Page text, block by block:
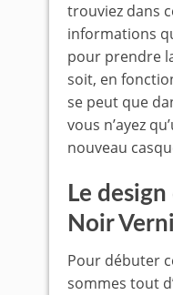
trouviez dans
informations
pour prendre
soit, en
se peut que
vous n’ayez
nouveau
Le
Noir
Pour débuter
sommes tout